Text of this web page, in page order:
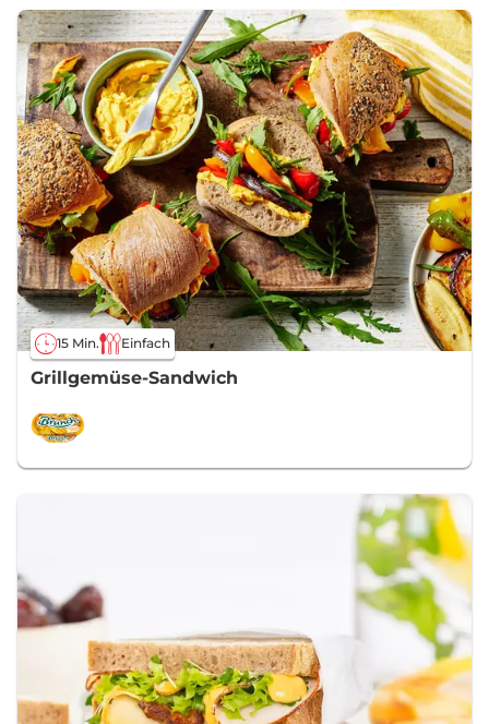
15 Min. Einfach
Grillgemüse-Sandwich